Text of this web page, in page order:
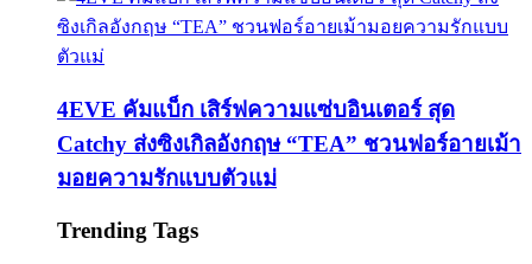
4EVE คัมแบ็ก เสิร์ฟความแซ่บอินเตอร์ สุด
Catchy ส่งซิงเกิลอังกฤษ “TEA” ชวนฟอร์อายเม้า
มอยความรักแบบตัวแม่
Trending Tags